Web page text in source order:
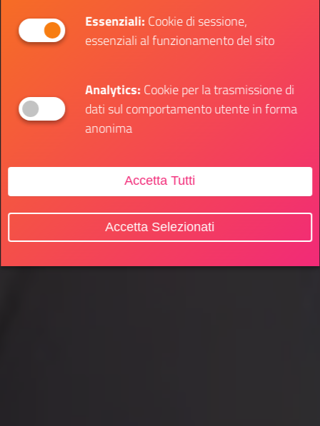
Essenziali:Cookie di sessione,
essenziali al funzionamento del sito
Analytics:Cookie per la trasmissione di
dati sul comportamento utente in forma
anonima
Accetta Tutti
Accetta Selezionati